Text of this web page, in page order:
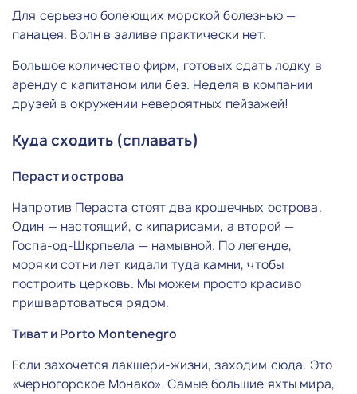
Для серьезно болеющих морской болезнью —
панацея. Волн в заливе практически нет.
Большое количество фирм, готовых сдать лодку в
аренду с капитаном или без. Неделя в компании
друзей в окружении невероятных пейзажей!
Куда сходить (сплавать)
Пераст и острова
Напротив Пераста стоят два крошечных острова.
Один — настоящий, с кипарисами, а второй —
Госпа-од-Шкрпьела — намывной. По легенде,
моряки сотни лет кидали туда камни, чтобы
построить церковь. Мы можем просто красиво
пришвартоваться рядом.
Тиват и Porto Montenegro
Если захочется лакшери-жизни, заходим сюда. Это
«черногорское Монако». Самые большие яхты мира,